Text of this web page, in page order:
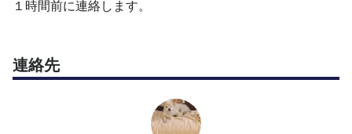
１時間前に連絡します。
連絡先